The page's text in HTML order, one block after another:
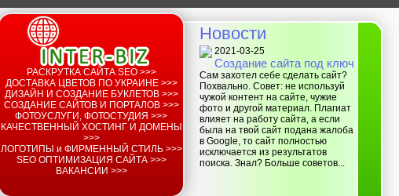
РАСКРУТКА САЙТА SEO >>>
ДОСТАВКА ЦВЕТОВ ПО УКРАИНЕ >>>
ДИЗАЙН И СОЗДАНИЕ БУКЛЕТОВ >>>
СОЗДАНИЕ САЙТОВ И ПОРТАЛОВ >>>
ФОТОУСЛУГИ, ФОТОСТУДИЯ >>>
КАЧЕСТВЕННЫЙ ХОСТИНГ И ДОМЕНЫ
>>>
ЛОГОТИПЫ и ФИРМЕННЫЙ СТИЛЬ >>>
SEO ОПТИМИЗАЦИЯ САЙТА >>>
ВАКАНСИИ >>>
Новости
2021-03-25
Создание сайта под ключ
Сам захотел себе сделать сайт?
Похвально. Совет: не используй
чужой контент на сайте, чужие
фото и другой материал. Плагиат
влияет на работу сайта, а если
была на твой сайт подана жалоба
в Google, то сайт полностью
исключается из результатов
поиска. Знал? Больше советов...